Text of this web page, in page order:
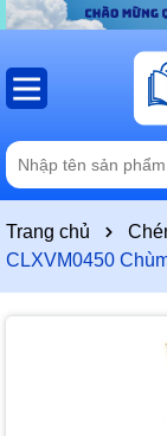
Trang chủ
CLXVM0450